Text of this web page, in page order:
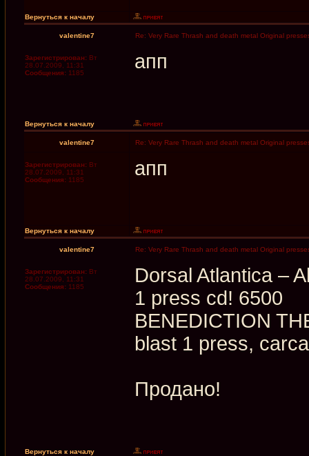
Вернуться к началу
valentine7 Re: Very Rare Thrash and death metal Original
Зарегистрирован: Вт
28.07.2009, 11:31
Сообщения: 1185
апп
Вернуться к началу
valentine7 Re: Very Rare Thrash and death metal Original
Зарегистрирован: Вт
28.07.2009, 11:31
Сообщения: 1185
апп
Вернуться к началу
valentine7 Re: Very Rare Thrash and death metal Original
Зарегистрирован: Вт
28.07.2009, 11:31
Сообщения: 1185
Dorsal Atlantica –
1 press cd! 6500
BENEDICTION
blast 1 press,
Продано!
Вернуться к началу